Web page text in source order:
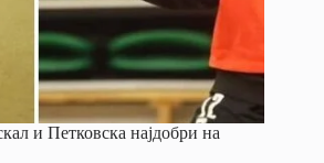
и Петковска најдобри на